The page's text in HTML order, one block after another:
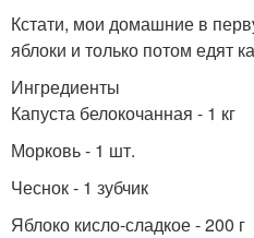
Кстати, мои домашние в
яблоки и только потом едят
Ингредиенты
Капуста белокочанная - 1 кг
Морковь - 1 шт.
Чеснок - 1 зубчик
Яблоко кисло-сладкое - 200 г